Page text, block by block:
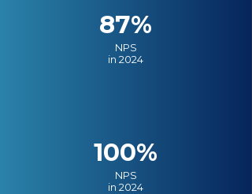
87%
NPS
in 2024
100%
NPS
in 2024